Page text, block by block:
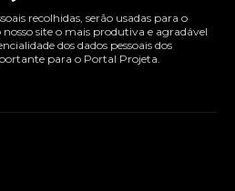
recolhidas, serão usadas para o
site o mais produtiva e agradável
dos dados pessoais dos
para o Portal Projeta.